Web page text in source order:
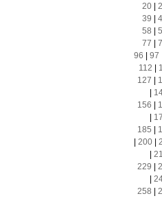
20|
39
58
77
96
97
112
127
156
185
200|
229
258